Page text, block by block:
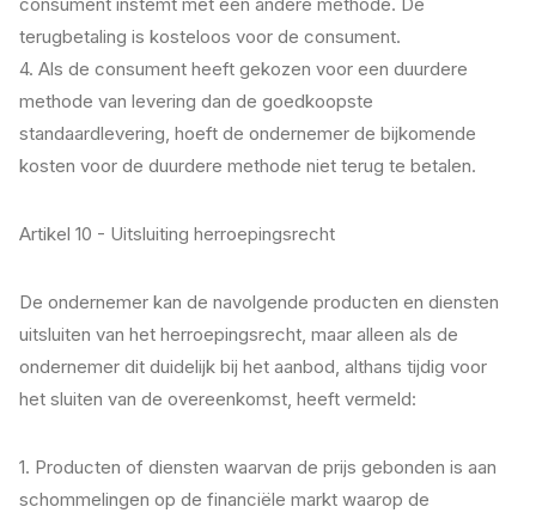
terugbetaling is kosteloos voor de consument.
4. Als de consument heeft gekozen voor een duurdere
methode van levering dan de goedkoopste
standaardlevering, hoeft de ondernemer de bijkomende
kosten voor de duurdere methode niet terug te betalen.
Artikel 10 - Uitsluiting herroepingsrecht
De ondernemer kan de navolgende producten en diensten
uitsluiten van het herroepingsrecht, maar alleen als de
ondernemer dit duidelijk bij het aanbod, althans tijdig voor
het sluiten van de overeenkomst, heeft vermeld:
1. Producten of diensten waarvan de prijs gebonden is aan
schommelingen op de financiële markt waarop de